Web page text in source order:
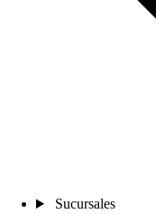
Sucursales